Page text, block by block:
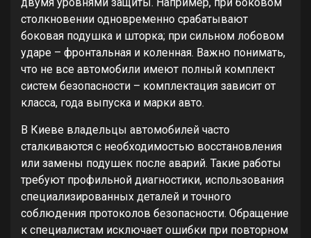
двумя уровнями защиты. Например, при боковом
столкновении одновременно срабатывают
боковая подушка и шторка; при сильном лобовом
ударе – фронтальная и коленная. Важно понимать,
что не все автомобили имеют полный комплект
систем безопасности – комплектация зависит от
класса, года выпуска и марки авто.
В Киеве владельцы автомобилей часто
сталкиваются с необходимостью восстановления
или замены подушек после аварий. Такие работы
требуют профильной диагностики, использования
специализированных деталей и точного
соблюдения протоколов безопасности. Обращение
к специалистам исключает ошибки при повторном